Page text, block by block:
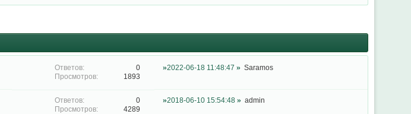
0
1893
2022-06-18 11:48:47 Saramos
0
4289
2018-06-10 15:54:48 admin